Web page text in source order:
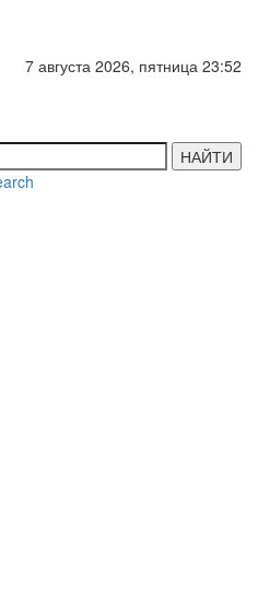
7 августа 2026, пятница 23:52
НАЙТИ